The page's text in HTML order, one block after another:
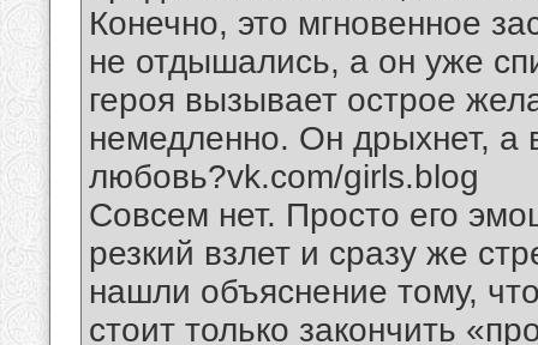
Конечно, это мгновенное
не отдышались, а он уже
героя вызывает острое
немедленно. Он дрыхнет, а
любовь?vk.com/girls.blog
Совсем нет. Просто его
резкий взлет и сразу же
нашли объяснение тому,
стоит только закончить